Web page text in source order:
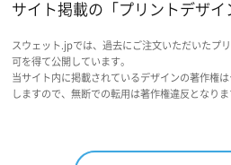
サイト掲載の「プリントデザイ
スウェット.jpでは、過去にご注文いただいたプ
可を得て公開しています。
当サイト内に掲載されているデザインの著作権
しますので、無断での転用は著作権違反となり